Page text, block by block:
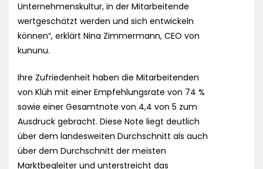
Unternehmenskultur, in der Mitarbeitende
wertgeschätzt werden und sich entwickeln
können“, erklärt Nina Zimmermann, CEO von
kununu.
Ihre Zufriedenheit haben die Mitarbeitenden
von Klüh mit einer Empfehlungsrate von 74 %
sowie einer Gesamtnote von 4,4 von 5 zum
Ausdruck gebracht. Diese Note liegt deutlich
über dem landesweiten Durchschnitt als auch
über dem Durchschnitt der meisten
Marktbegleiter und unterstreicht das